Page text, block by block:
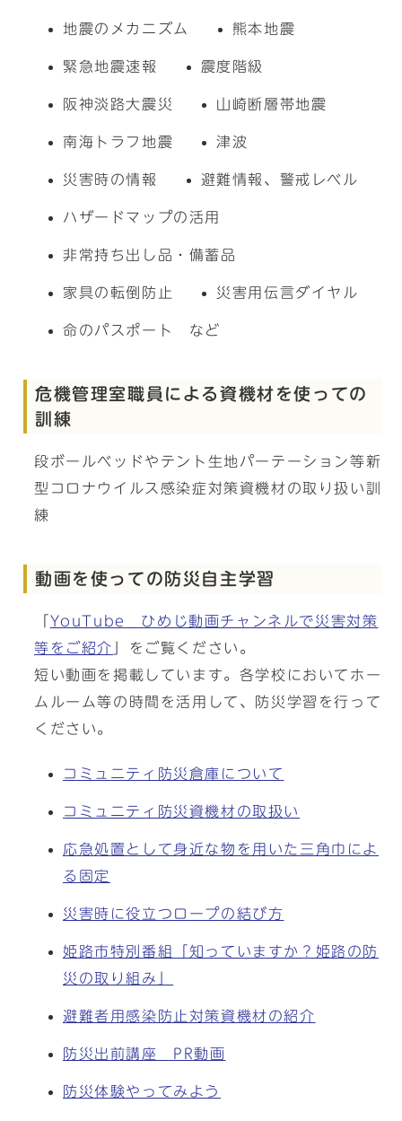
地震のメカニズム 熊本地震
緊急地震速報 震度階級
阪神淡路大震災 山崎断層帯地震
南海トラフ地震 津波
災害時の情報 避難情報、警戒レベル
ハザードマップの活用
非常持ち出し品・備蓄品
家具の転倒防止 災害用伝言ダイヤル
命のパスポート など
危機管理室職員による資機材を使っての
訓練
段ボールベッドやテント生地パーテーション等新
型コロナウイルス感染症対策資機材の取り扱い訓
練
動画を使っての防災自主学習
YouTube ひめじ動画チャンネルで災害対策
等をご紹介
」をご覧ください。
短い動画を掲載しています。各学校においてホー
ムルーム等の時間を活用して、防災学習を行って
ください。
コミュニティ防災倉庫について
コミュニティ防災資機材の取扱い
応急処置として身近な物を用いた三角巾によ
る固定
災害時に役立つロープの結び方
姫路市特別番組「知っていますか？姫路の防
災の取り組み」
避難者用感染防止対策資機材の紹介
防災出前講座 PR動画
防災体験やってみよう